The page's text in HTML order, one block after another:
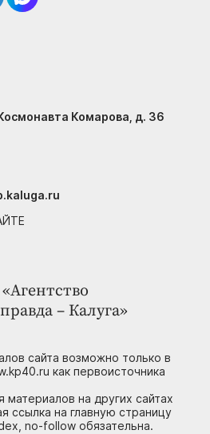
– Калуга»
сайта возможно только в
как первоисточника
материалов на других сайтах
ссылка на главную страницу
no-follow обязательна.
Комарова, д. 36